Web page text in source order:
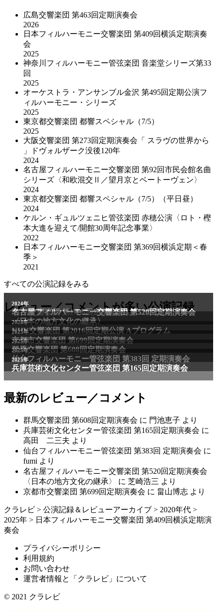
広島交響楽団 第463回定期演奏会
2026
日本フィルハーモニー交響楽団 第409回横浜定期演奏
会
2025
神奈川フィルハーモニー管弦楽団 音楽堂シリーズ第33
回
2025
オーケストラ・アンサンブル金沢 第495回定期公演フ
ィルハーモニー・シリーズ
2025
東京都交響楽団 都響スペシャル（7/5）
2025
大阪交響楽団 第273回定期演奏会「 スラヴの世界から
」ドヴォルザーク没後120年
2024
名古屋フィルハーモニー交響楽団 第92回市民会館名曲
シリーズ〈和欧混交Ⅱ／望月京とベートーヴェン〉
2024
東京都交響楽団 都響スペシャル（7/5）（平日昼）
2024
ケルン・ギュルツェニヒ管弦楽団 赤穂公演〈ロト・樫
本大進を迎えて/開館30周年記念事業〉
2022
日本フィルハーモニー交響楽団 第369回横浜定期＜春
季＞
2021
すべての公演記録をみる
レビュー／コメントが多い公演記録
最新のレビュー／コメント
群馬交響楽団 第608回定期演奏会 に 門池恵子 より
兵庫芸術文化センター管弦楽団 第165回定期演奏会 に
高田 二三夫 より
仙台フィルハーモニー管弦楽団 第383回 定期演奏会 に
fumi より
名古屋フィルハーモニー交響楽団 第520回定期演奏会
〈日本の地方文化の継承〉
に 芝崎浩三 より
京都市交響楽団 第699回定期演奏会 に 畠山博志 より
クラレビ > 公演記録＆レビューアーカイブ > 2020年代 >
2025年 > 日本フィルハーモニー交響楽団 第409回横浜定期演
奏会
プライバシーポリシー
利用規約
お問い合わせ
運営者情報と「クラレビ」について
© 2021 クラレビ